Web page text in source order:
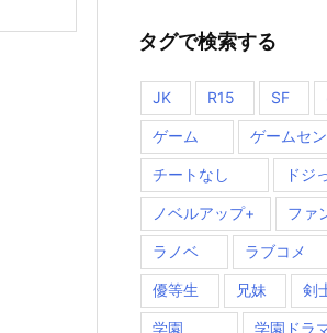
タグで検索する
JK R15 SF
ゲーム ゲームセ
チートなし ドジ
ノベルアップ+ ファ
ラノベ ラブコメ
優等生 兄妹 剣
学園 学園ドラ